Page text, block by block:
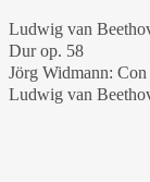
Ludwig van
Dur op. 58
Jörg Widmann:
Ludwig van